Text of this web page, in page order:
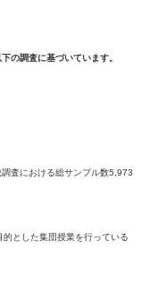
の調査に基づいています。
査における総サンプル数5,973
とした集団授業を行っている